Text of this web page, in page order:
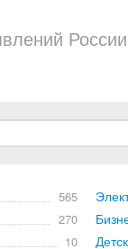
России
565
270
10